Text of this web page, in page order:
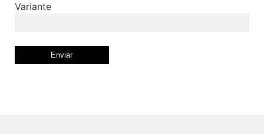
Variante